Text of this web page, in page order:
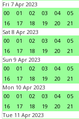
Fri 7 Apr 2023
00
01 02 03 04 05
16
17 18 19 20 21
Sat 8 Apr 2023
00
01 02 03 04 05
16
17 18 19 20 21
Sun 9 Apr 2023
00
01 02 03 04 05
16
17 18 19 20 21
Mon 10 Apr 2023
00
01 02 03 04 05
16
17 18 19 20 21
Tue 11 Apr 2023